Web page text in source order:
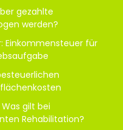
gezahlte
werden?
Einkommensteuer für
gilt bei
Rehabilitation?